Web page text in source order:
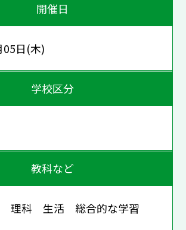
開催日
05日(木)
学校区分
教科など
理科 生活 総合的な学習